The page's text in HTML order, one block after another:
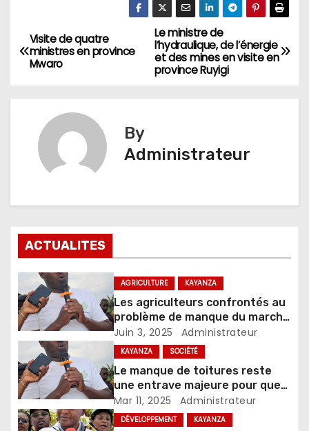
Navigation
de
l’article
Le ministre de
l’hydraulique, de l’énergie
et des mines en visite en
province Ruyigi
Visite de quatre
ministres en province
Mwaro
By
Administrateur
ACTUALITES
AGRICULTURE KAYANZA
Les agriculteurs confrontés au
problème de manque du marché
d’écoulement de la production
du maïs
Juin 3, 2025 Administrateur
KAYANZA SOCIÉTÉ
Le manque de toitures reste
une entrave majeure pour que
les déplacés de la crise de 1993
regagnent leurs collines
Mar 11, 2025 Administrateur
DÉVELOPPEMENT KAYANZA